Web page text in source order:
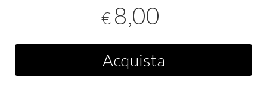
€ 8,00
Acquista